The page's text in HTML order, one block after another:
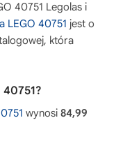
40751 Legolas i
LEGO 40751 jest o
która
wynosi 84,99